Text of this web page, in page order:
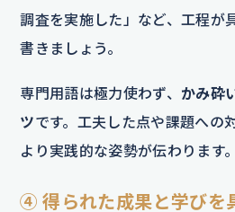
調査を実施した」など、工程が
書きましょう。
専門用語は極力使わず、 かみ砕
ツです。工夫した点や課題への
より実践的な姿勢が伝わります。
④ 得られた成果と学びを